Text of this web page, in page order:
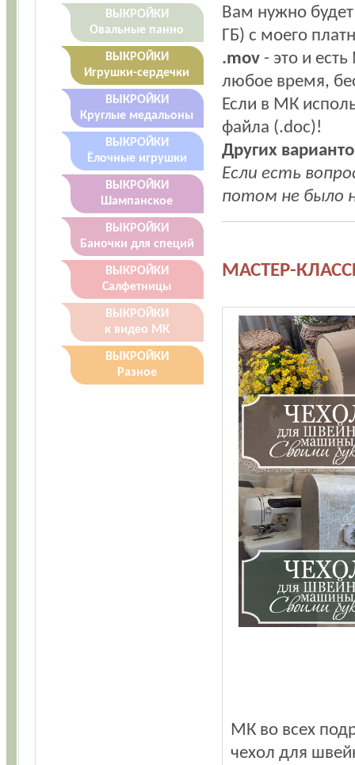
ВЫКРОЙКИ
Овальные панно
ВЫКРОЙКИ
Игрушки-сердечки
ВЫКРОЙКИ
Круглые медальоны
ВЫКРОЙКИ
Ёлочные игрушки
ВЫКРОЙКИ
Шампанское
ВЫКРОЙКИ
Баночки для специй
ВЫКРОЙКИ
Салфетницы
ВЫКРОЙКИ
к видео МК
ВЫКРОЙКИ
Разное
Вам нужно
ГБ) с моего
.mov - это и
любое время,
Если в МК
файла (.doc)!
Других
Если есть
потом не было
МАСТЕР-
МК во всех
чехол для